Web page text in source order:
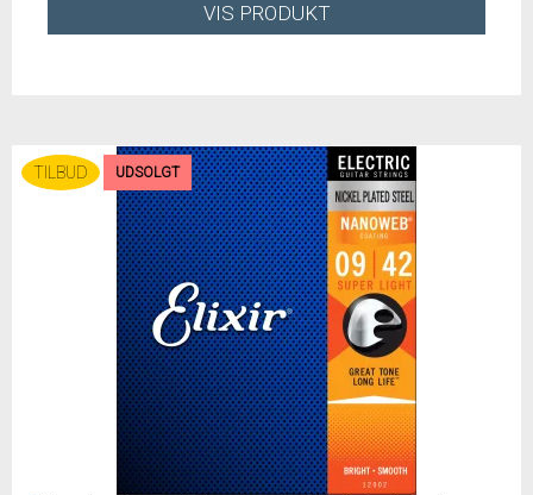
VIS PRODUKT
TILBUD UDSOLGT